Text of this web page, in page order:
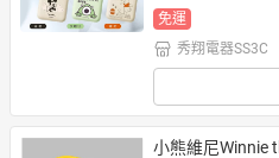
免運
秀翔電器SS3C
小熊維尼Winnie